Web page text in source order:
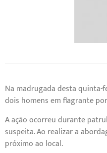
Na madrugada desta quinta-
dois homens em flagrante
A ação ocorreu durante
suspeita. Ao realizar a
próximo ao local.